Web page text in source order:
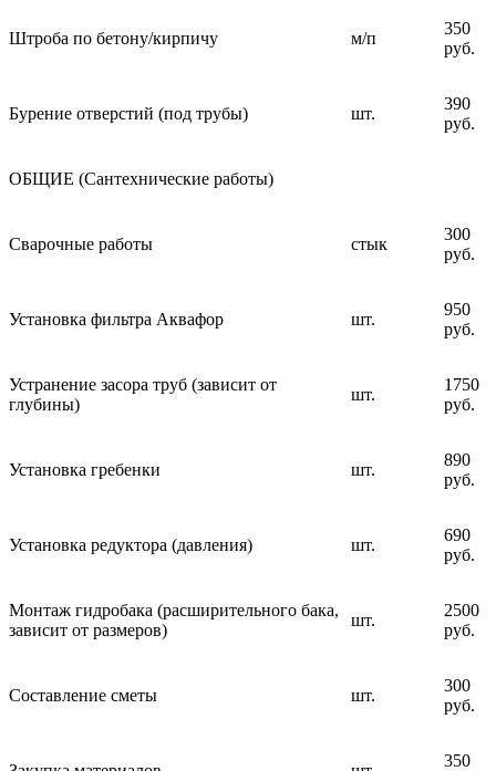
Штроба по бетону/кирпичу м/п
350
руб.
Бурение отверстий (под трубы) шт.
390
руб.
ОБЩИЕ (Сантехнические работы)
Сварочные работы стык
300
руб.
Установка фильтра Аквафор шт.
950
руб.
Устранение засора труб (зависит от
глубины)
шт.
1750
руб.
Установка гребенки шт.
890
руб.
Установка редуктора (давления) шт.
690
руб.
Монтаж гидробака (расширительного бака,
зависит от размеров)
шт.
2500
руб.
Составление сметы шт.
300
руб.
350